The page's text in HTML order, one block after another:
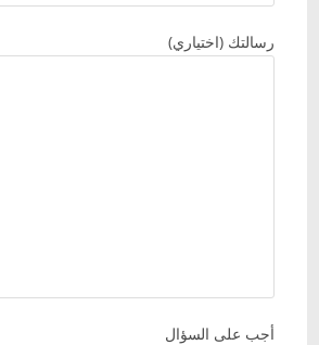
رسالتك (اختياري)
أجب على السؤال